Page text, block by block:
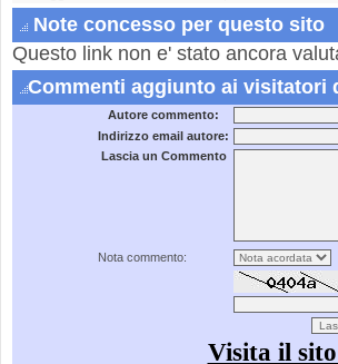
Note concesso per questo sito
Questo link non e' stato ancora
Commenti aggiunto ai visitatori
Autore commento:
Indirizzo email autore:
Lascia un Commento
Nota commento:
Visita il sito